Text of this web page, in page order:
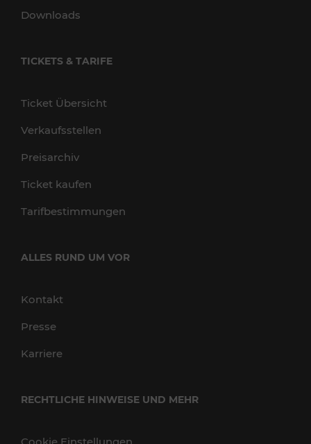
Downloads
TICKETS & TARIFE
Ticket Übersicht
Verkaufsstellen
Preisarchiv
Ticket kaufen
Tarifbestimmungen
ALLES RUND UM VOR
Kontakt
Presse
Karriere
RECHTLICHE HINWEISE UND MEHR